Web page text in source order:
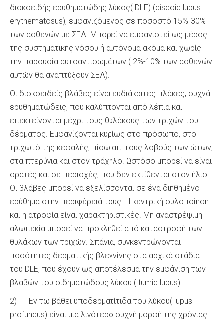
δισκοειδής ερυθηματώδης λύκος( DLE) (discoid lupus
erythematosus), εμφανιζόμενος σε ποσοστό 15%-30%
των ασθενών με ΣΕΛ. Μπορεί να εμφανιστεί ως μέρος
της συστηματικής νόσου ή αυτόνομα ακόμα και χωρίς
την παρουσία αυτοαντισωμάτων.( 2%-10% των ασθενών
αυτών θα αναπτύξουν ΣΕΛ).
Οι δισκοειδείς βλάβες είναι ευδιάκριτες πλάκες, συχνά
ερυθηματώδεις, που καλύπτονται από λέπια και
επεκτείνονται μέχρι τους θυλάκους των τριχών του
δέρματος. Εμφανίζονται κυρίως στο πρόσωπο, στο
τριχωτό της κεφαλής, πίσω απ' τους λοβούς των ώτων,
στα πτερύγια και στον τράχηλο. Ωστόσο μπορεί να είναι
ορατές και σε περιοχές, που δεν εκτίθενται στον ήλιο.
Οι βλάβες μπορεί να εξελίσσονται σε ένα διηθημένο
ερύθημα στην περιφέρειά τους. Η κεντρική ουλοποίηση
και η ατροφία είναι χαρακτηριστικές. Μη αναστρέψιμη
αλωπεκία μπορεί να προκληθεί από καταστροφή των
θυλάκων των τριχών. Σπάνια, συγκεντρώνονται
ποσότητες δερματικής βλεννίνης στα αρχικά στάδια
του DLE, που έχουν ως αποτέλεσμα την εμφάνιση των
βλαβών του οιδηματώδους λύκου ( tumid lupus).
2) Εν τω βάθει υποδερματίτιδα του λύκου( lupus
profundus) είναι μια λιγότερο συχνή μορφή της χρόνιας